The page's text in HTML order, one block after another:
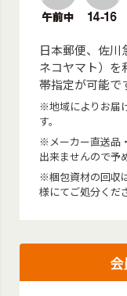
日本郵便、佐川
ネコヤマト）を
帯指定が可能で
※地域によりお届
す。
※メーカー直送品
出来ませんので予
※梱包資材の回収
様にてご処分くだ